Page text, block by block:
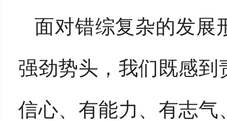
面对错综复杂的发展
强劲势头，我们既感
信心、有能力、有志